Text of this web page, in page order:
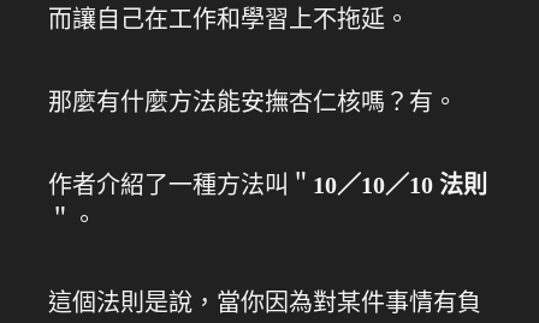
而讓自己在工作和學習上不拖延。
那麼有什麼方法能安撫杏仁核嗎？有。
作者介紹了一種方法叫＂ 10／10／10 法則
＂。
這個法則是說，當你因為對某件事情有負